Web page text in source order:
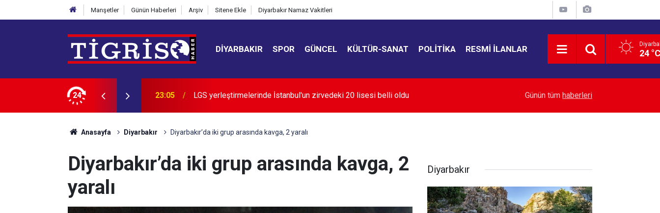
Manşetler Günün Haberleri Arşiv Sitene Ekle Diyarbakır Namaz Vakitleri
DIYARBAKIR SPOR GÜNCEL KÜLTÜR-SANAT POLITIKA RESMI İLANLAR 24
24
zirvedeki 20 lisesi belli oldu 22:28 İran: Boğaz'ın açılması ABD'nin tutumuna bağlı Bahçelievler'de 4 katlı bina çöktü
Günün tüm haberleri
Anasayfa Diyarbakır Diyarbakır’da iki grup arasında kavga, 2 yaralı
Diyarbakır’da iki grup arasında kavga, 2
yaralı
Diyarbakır